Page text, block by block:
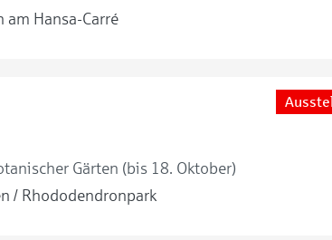
am Hansa-Carré
Gärten (bis 18. Oktober)
/ Rhododendronpark